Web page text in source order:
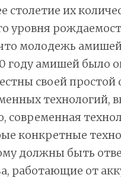
столетие их
уровня
молодежь
году амишей было
своей
технологий,
конкретные
должны быть
работающие от